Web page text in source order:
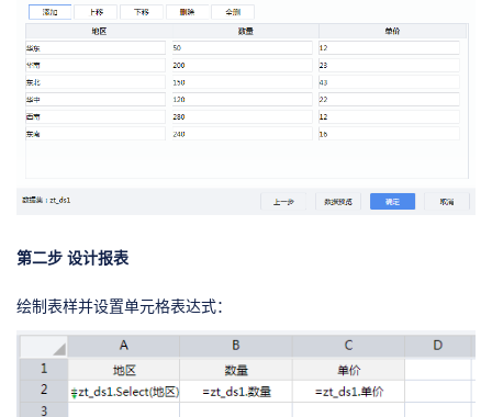
第二步 设计报表
绘制表样并设置单元格表达式：